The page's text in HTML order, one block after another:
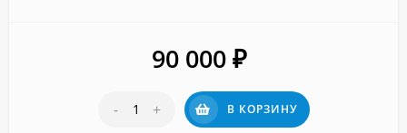
90 000 ₽
- + В КОРЗИНУ